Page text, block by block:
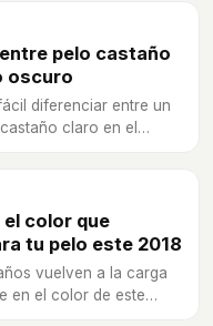
pelo castaño
oscuro
diferenciar entre un
claro en el
el color que
tu pelo este 2018
vuelven a la carga
en el color de este